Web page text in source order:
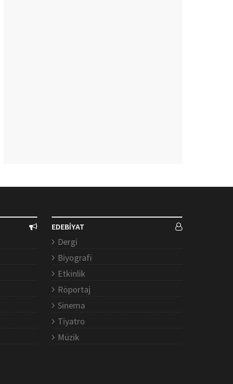
EDEBİYAT
Dergi
Biyografi
Etkinlik
Röportaj
Sinema
Tiyatro
Müzik